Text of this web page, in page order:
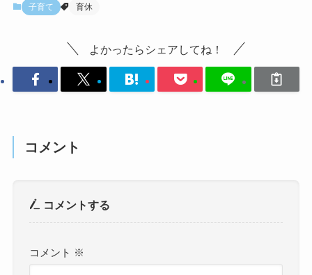
子育て 育休
よかったらシェアしてね！
コメント
コメントする
コメント ※